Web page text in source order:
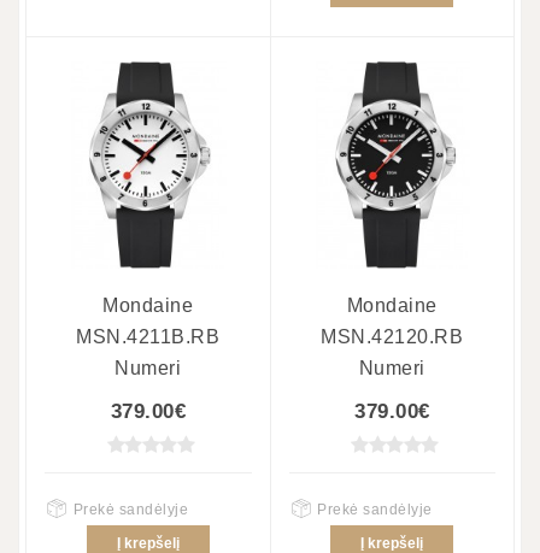
Mondaine
MSN.4211B.RB
Numeri
379.00€
Prekė sandėlyje
Į krepšelį
Mondaine
MSN.42120.RB
Numeri
379.00€
Prekė sandėlyje
Į krepšelį